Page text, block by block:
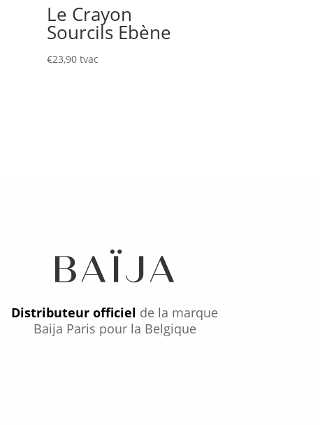
Le Crayon
Sourcils Ebène
€23,90 tvac
Distributeur officiel de la marque
Baija Paris pour la Belgique